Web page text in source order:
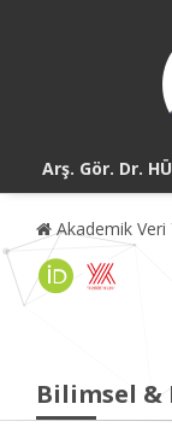
Arş. Gör. Dr.
Akademik Veri
Bilimsel &